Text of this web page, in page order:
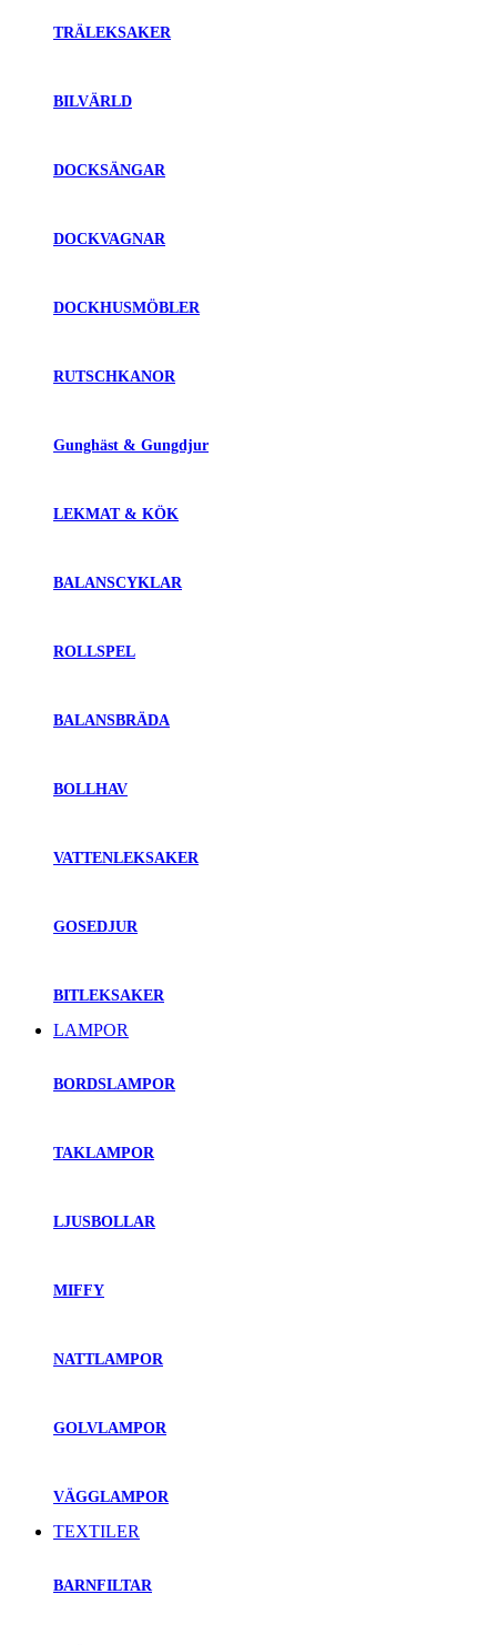
TRÄLEKSAKER
BILVÄRLD
DOCKSÄNGAR
DOCKVAGNAR
DOCKHUSMÖBLER
RUTSCHKANOR
Gunghäst & Gungdjur
LEKMAT & KÖK
BALANSCYKLAR
ROLLSPEL
BALANSBRÄDA
BOLLHAV
VATTENLEKSAKER
GOSEDJUR
BITLEKSAKER
LAMPOR
BORDSLAMPOR
TAKLAMPOR
LJUSBOLLAR
MIFFY
NATTLAMPOR
GOLVLAMPOR
VÄGGLAMPOR
TEXTILER
BARNFILTAR